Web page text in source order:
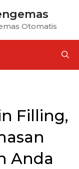
Otomatis
Filling,
Anda